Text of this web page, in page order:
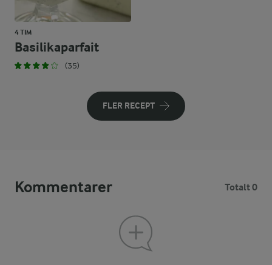
4 TIM
Basilikaparfait
(35)
FLER RECEPT
Kommentarer Totalt 0